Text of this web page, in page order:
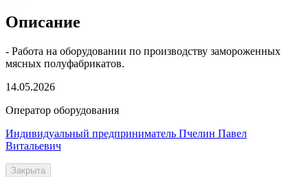
Описание
- Работа на оборудовании по производству замороженных
мясных полуфабрикатов.
14.05.2026
Оператор оборудования
Индивидуальный предприниматель Пчелин Павел
Витальевич
Закрыта